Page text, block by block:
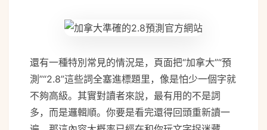
還有一種特別常見的情況是，頁面把“加拿大”“預
測”“2.8”這些詞全塞進標題里，像是怕少一個字就
不夠高級。其實對讀者來說，最有用的不是詞
多，而是邏輯順。你要是看完還得回頭重新讀一